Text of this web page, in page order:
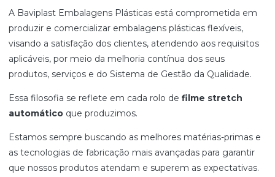
A Baviplast Embalagens Plásticas está comprometida em
produzir e comercializar embalagens plásticas flexíveis,
visando a satisfação dos clientes, atendendo aos requisitos
aplicáveis, por meio da melhoria contínua dos seus
produtos, serviços e do Sistema de Gestão da Qualidade.
Essa filosofia se reflete em cada rolo de filme stretch
automático que produzimos.
Estamos sempre buscando as melhores matérias-primas e
as tecnologias de fabricação mais avançadas para garantir
que nossos produtos atendam e superem as expectativas.